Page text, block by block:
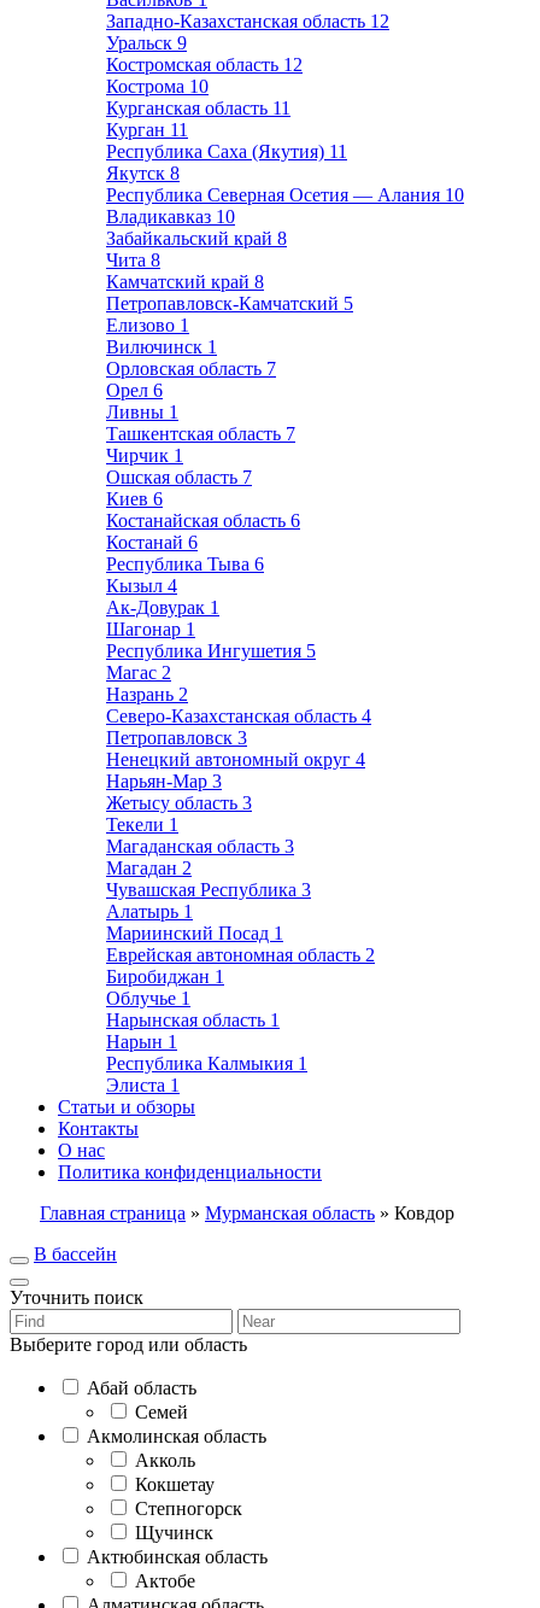
Западно-Казахстанская область 12
Уральск 9
Костромская область 12
Кострома 10
Курганская область 11
Курган 11
Республика Саха (Якутия) 11
Якутск 8
Республика Северная Осетия — Алания 10
Владикавказ 10
Забайкальский край 8
Чита 8
Камчатский край 8
Петропавловск-Камчатский 5
Елизово 1
Вилючинск 1
Орловская область 7
Орел 6
Ливны 1
Ташкентская область 7
Чирчик 1
Ошская область 7
Киев 6
Костанайская область 6
Костанай 6
Республика Тыва 6
Кызыл 4
Ак-Довурак 1
Шагонар 1
Республика Ингушетия 5
Магас 2
Назрань 2
Северо-Казахстанская область 4
Петропавловск 3
Ненецкий автономный округ 4
Нарьян-Мар 3
Жетысу область 3
Текели 1
Магаданская область 3
Магадан 2
Чувашская Республика 3
Алатырь 1
Мариинский Посад 1
Еврейская автономная область 2
Биробиджан 1
Облучье 1
Нарынская область 1
Нарын 1
Республика Калмыкия 1
Элиста 1
Статьи и обзоры
Контакты
О нас
Политика конфиденциальности
Главная страница » Мурманская область » Ковдор
В бассейн
Уточнить поиск
Выберите город или область
Абай область
Семей
Акмолинская область
Акколь
Кокшетау
Степногорск
Щучинск
Актюбинская область
Актобе